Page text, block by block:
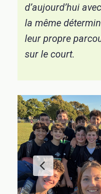
d’aujourd’hui
la même
leur propre
sur le court.